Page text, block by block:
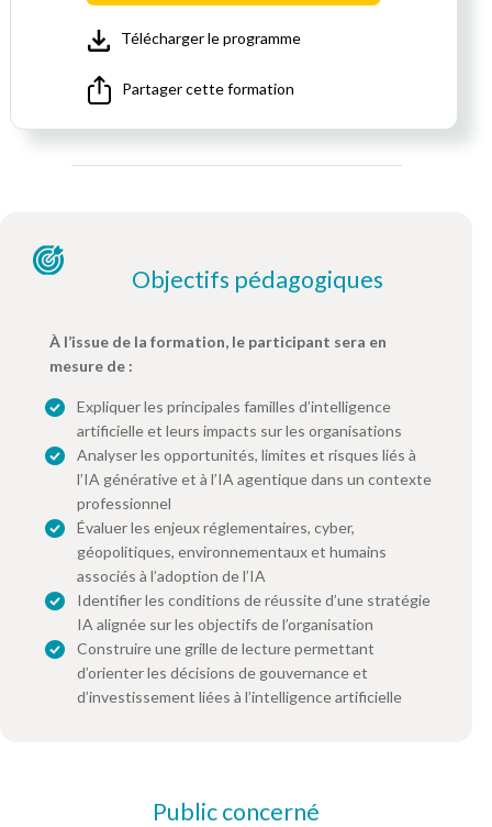
Télécharger le programme
Partager cette formation
Objectifs pédagogiques
À l’issue de la formation, le participant sera en
mesure de :
Expliquer les principales familles d’intelligence
artificielle et leurs impacts sur les organisations
Analyser les opportunités, limites et risques liés à
l’IA générative et à l’IA agentique dans un contexte
professionnel
Évaluer les enjeux réglementaires, cyber,
géopolitiques, environnementaux et humains
associés à l’adoption de l’IA
Identifier les conditions de réussite d’une stratégie
IA alignée sur les objectifs de l’organisation
Construire une grille de lecture permettant
d’orienter les décisions de gouvernance et
d’investissement liées à l’intelligence artificielle
Public concerné